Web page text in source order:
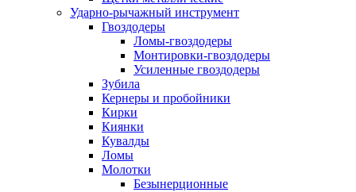
Ударно-рычажный инструмент
Гвоздодеры
Ломы-гвоздодеры
Монтировки-гвоздодеры
Усиленные гвоздодеры
Зубила
Кернеры и пробойники
Кирки
Киянки
Кувалды
Ломы
Молотки
Безынерционные